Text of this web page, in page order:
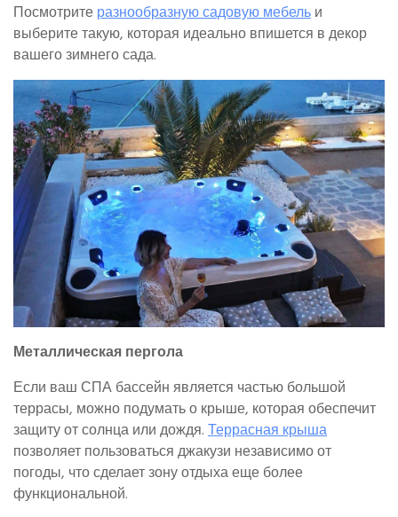
Посмотритеразнообразную садовую мебельи
выберите такую, которая идеально впишется в декор
вашего зимнего сада.
Металлическая пергола
Если ваш СПА бассейн является частью большой
террасы, можно подумать о крыше, которая обеспечит
защиту от солнца или дождя.Террасная крыша
позволяет пользоваться джакузи независимо от
погоды, что сделает зону отдыха еще более
функциональной.